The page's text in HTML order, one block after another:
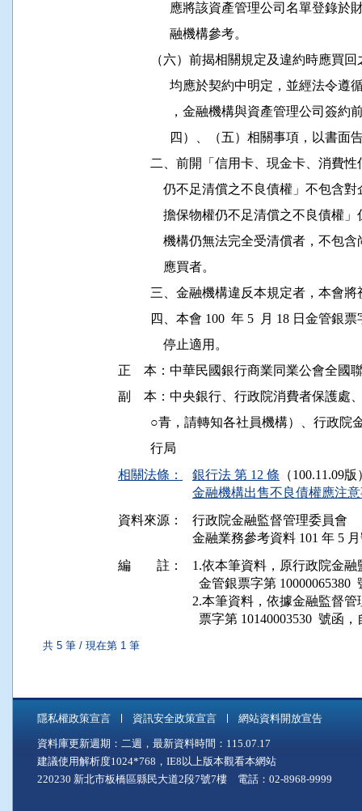
應將該資產管理公司名單登
                融機構參考。
（六）前揭相關規定及違約時應
均應於契約中明定，並經法
，金融機構與資產管理公司
四）、（五）相關事項，以書
二、前開「信用卡、現金卡、消
仍不足清償之不良債權」不包
擔保物權仍不足清償之不良債
機構仍無法完全受清償者，不
              應買者。
三、金融機構違反本規定者，本
四、本會 100  年 5  月 18 日金管
              停止適用。
正    本：中華民國銀行商業同業公會全國
副    本：中央銀行、行政院消費者保護處
○青，請轉知各社員機構）、行政
相關法條：
銀行法 第 12 條 （100.11.09版
金融機構出售不良債權應注
資料來源：
行政院金融監督管理委員會
金融業務參考資料 101 年 5
編 註：
1.依本筆資料，原行政院金融
金管銀票字第 10000065380
2.本筆資料，依據金融監督管
共 5 筆 / 現在第 1 筆
隱私權政策宣言 資訊安全政策宣言 網站資料開放宣告
資料庫更新週期：二週，最新資料時間：115.07.17
建議使用解析度1024*768，IE8以上版本觀看本網站
220230 新北市板橋區縣民大道2段7號7樓 電話：02-8968-9999